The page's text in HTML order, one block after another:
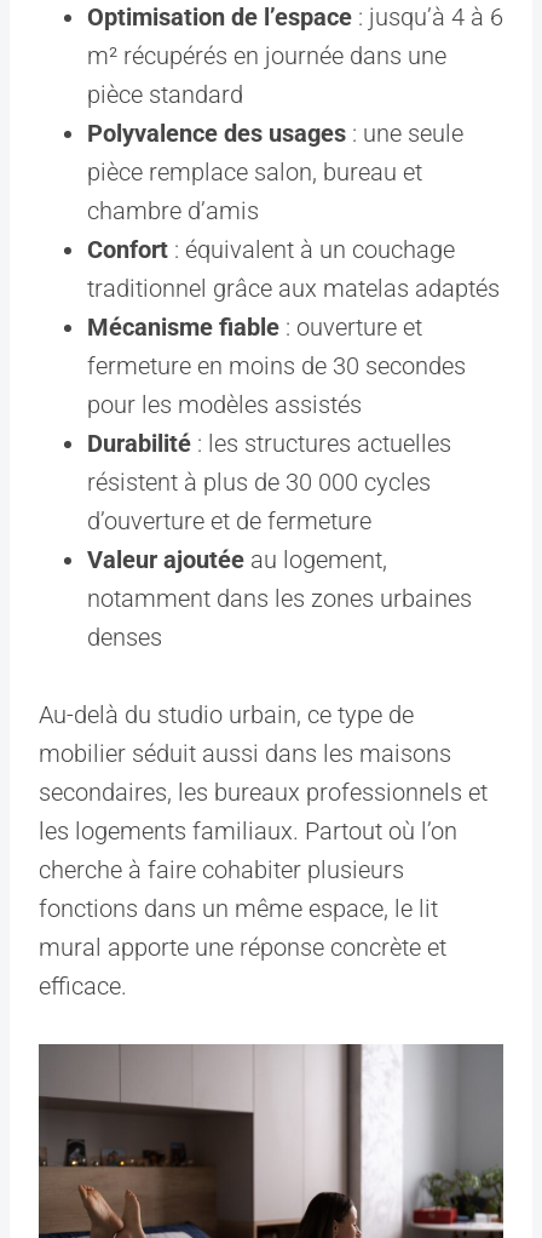
Optimisation de l’espace : jusqu’à 4 à 6
m² récupérés en journée dans une
pièce standard
Polyvalence des usages : une seule
pièce remplace salon, bureau et
chambre d’amis
Confort : équivalent à un couchage
traditionnel grâce aux matelas adaptés
Mécanisme fiable : ouverture et
fermeture en moins de 30 secondes
pour les modèles assistés
Durabilité : les structures actuelles
résistent à plus de 30 000 cycles
d’ouverture et de fermeture
Valeur ajoutée au logement,
notamment dans les zones urbaines
denses
Au-delà du studio urbain, ce type de
mobilier séduit aussi dans les maisons
secondaires, les bureaux professionnels et
les logements familiaux. Partout où l’on
cherche à faire cohabiter plusieurs
fonctions dans un même espace, le lit
mural apporte une réponse concrète et
efficace.